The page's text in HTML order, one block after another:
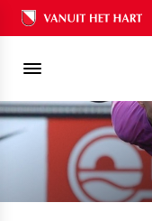
Ons nalatenschap